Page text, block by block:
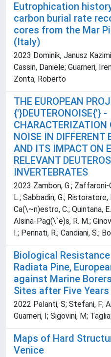
Eutrophication
carbon burial rate
cores from the Mar
(Italy)
2023 Dominik, Janusz
Cassin, Daniele; Guarneri,
Zonta, Roberto
THE EUROPEAN
{'}DEUTERONOISE{'} -
CHARACTERIZATION
NOISE IN DIFFERENT
AND ITS IMPACT ON
RELEVANT
INVERTEBRATES
2023 Zambon, G.; Zaffaroni-
L.; Sabbadin, G.; Ristoratore,
Ca(\~n)estro, C.; Quintana,
Alsina-Pag(\`e)s, R. M.;
I.; Pennati, R.; Candiani, S.;
Biological
Radiata Pine,
against Marine
Sites after Five
2022 Palanti, S; Stefani, F;
Guarneri, I; Sigovini, M;
Maps of Hard
Venice